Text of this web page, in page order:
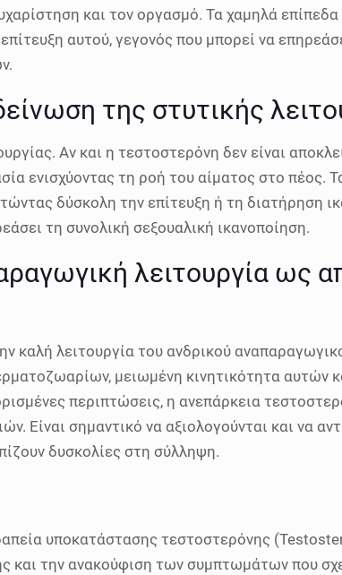
και τον οργασμό. Τα χαμηλά
αυτού, γεγονός που μπορεί να
της στυτικής
Αν και η τεστοστερόνη δεν είναι
ενισχύοντας τη ροή του αίματος στο πέος.
δύσκολη την επίτευξη ή τη διατήρηση
τη συνολική σεξουαλική ικανοποίηση.
λειτουργία ως
καλή λειτουργία του ανδρικού
μειωμένη κινητικότητα αυτών
περιπτώσεις, η ανεπάρκεια
σημαντικό να αξιολογούνται και να
δυσκολίες στη σύλληψη.
υποκατάστασης τεστοστερόνης
την ανακούφιση των συμπτωμάτων που